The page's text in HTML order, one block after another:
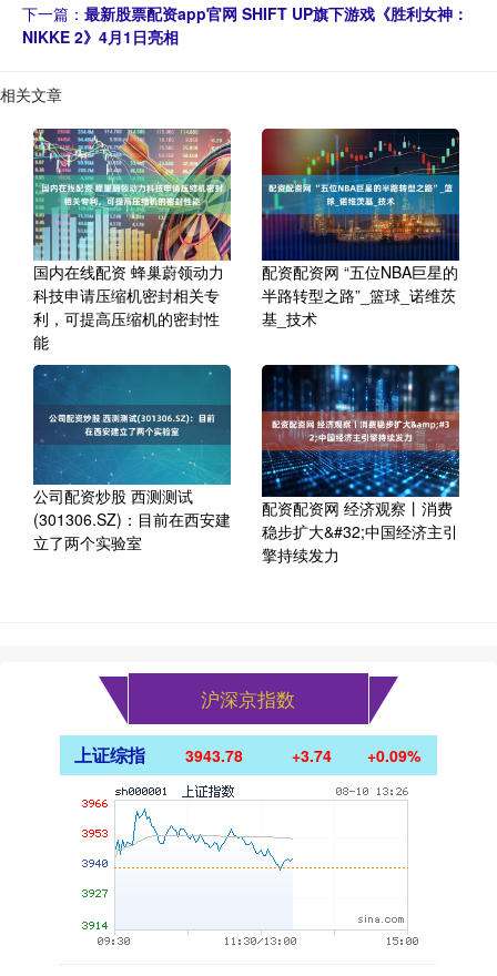
下一篇： 最新股票配资app官网 SHIFT UP旗下游戏《胜利女神：
NIKKE 2》4月1日亮相
相关文章
国内在线配资 蜂巢蔚领动力
科技申请压缩机密封相关专
利，可提高压缩机的密封性
能
配资配资网 “五位NBA巨星的
半路转型之路”_篮球_诺维茨
基_技术
公司配资炒股 西测测试
(301306.SZ)：目前在西安建
立了两个实验室
配资配资网 经济观察丨消费
稳步扩大&#32;中国经济主引
擎持续发力
沪深京指数
上证综指 3942.98 +2.94 +0.07%